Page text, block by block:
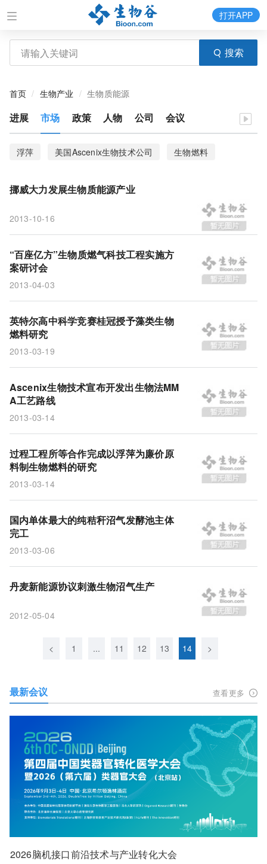
搜索
打开APP
首页 生物产业 生物质能源
进展 市场 政策 人物 公司 会议
浮萍 美国Ascenix生物技术公司
生物燃料
“百座亿方”
藻类生物燃料
英特尔高中科学竞赛
挪威大力发展生物质能源产业
2013-10-16
“百座亿方”生物质燃气科技工程实施方
案研讨会
2013-04-03
英特尔高中科学竞赛桂冠授予藻类生物
燃料研究
2013-03-19
Ascenix生物技术宣布开发出生物法MM
A工艺路线
2013-03-14
过程工程所等合作完成以浮萍为廉价原
料制生物燃料的研究
2013-03-14
国内单体最大的纯秸秆沼气发酵池主体
完工
2013-03-06
丹麦新能源协议刺激生物沼气生产
2012-05-04
< 1 ... 11 12 13 14 >
最新会议 查看更多
2026脑机接口前沿技术与产业转化大会